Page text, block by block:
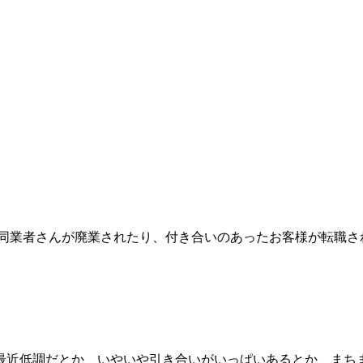
者さんが廃業されたり、付き合いのあったお客様が転職
低調だとか、いやいや引き合いがいっぱいあるとか、ま